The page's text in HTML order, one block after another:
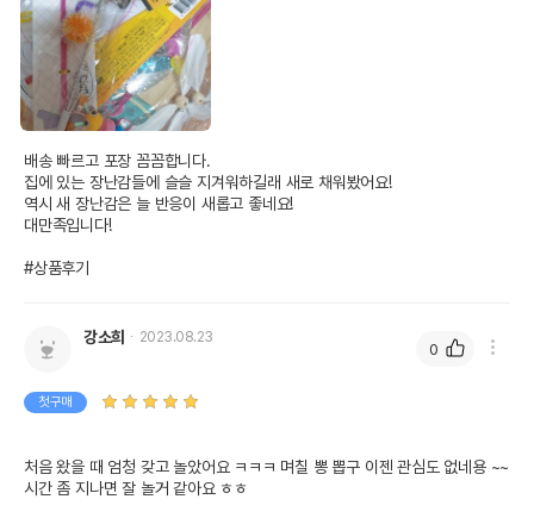
배송 빠르고 포장 꼼꼼합니다.
집에 있는 장난감들에 슬슬 지겨워하길래 새로 채워봤어요!
역시 새 장난감은 늘 반응이 새롭고 좋네요!
대만족입니다!
#상품후기
강소희 2023.08.23
첫구매
처음 왔을 때 엄청 갖고 놀았어요 ㅋㅋㅋ 며칠 뽕 뽑구 이젠 관심도 없네용 ~~
시간 좀 지나면 잘 놀거 같아요 ㅎㅎ
0